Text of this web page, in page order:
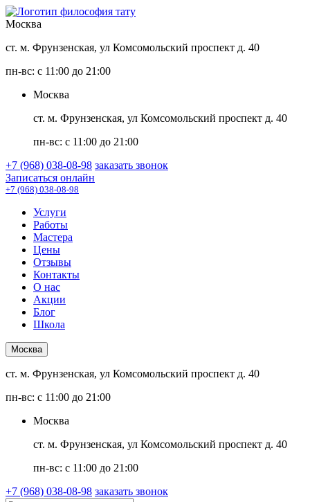
Москва
ст. м. Фрунзенская, ул Комсомольский проспект д. 40
пн-вс: с 11:00 до 21:00
Москва
ст. м. Фрунзенская, ул Комсомольский проспект д. 40
пн-вс: с 11:00 до 21:00
+7 (968) 038-08-98 заказать звонок
Записаться онлайн
+7 (968) 038-08-98
Услуги
Работы
Мастера
Цены
Отзывы
Контакты
О нас
Акции
Блог
Школа
Москва
ст. м. Фрунзенская, ул Комсомольский проспект д. 40
пн-вс: с 11:00 до 21:00
Москва
ст. м. Фрунзенская, ул Комсомольский проспект д. 40
пн-вс: с 11:00 до 21:00
+7 (968) 038-08-98 заказать звонок